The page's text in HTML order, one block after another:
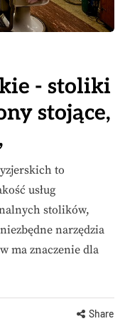
- stoliki
stojące,
to
usług
stolików,
narzędzia
ma znaczenie dla
Share